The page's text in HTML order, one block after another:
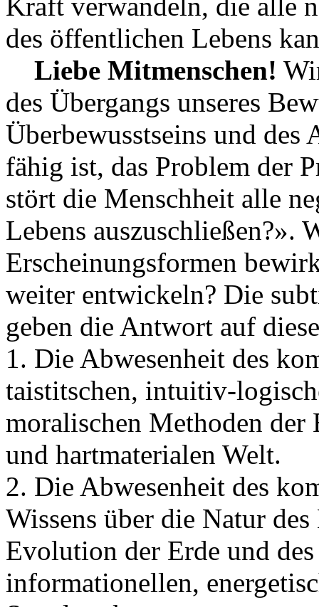
des öffentlichen Lebens
Liebe Mitmenschen!
des Übergangs unseres
Überbewusstseins und des
fähig ist, das Problem der
stört die Menschheit alle
Lebens auszuschließen?».
Erscheinungsformen
weiter entwickeln? Die
geben die Antwort auf
1. Die Abwesenheit des
taistitschen, intuitiv-
moralischen Methoden
und hartmaterialen Welt.
2. Die Abwesenheit des
Wissens über die Natur
Evolution der Erde und
informationellen,